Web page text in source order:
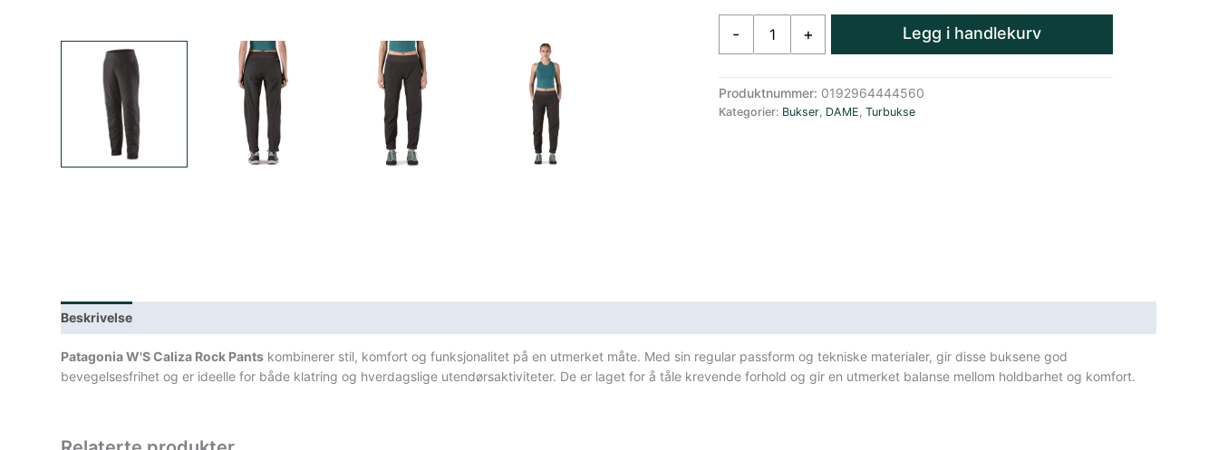
-
Turbukse
Dame
+ Legg i handlekurv
Produktnummer: 0192964444560
Kategorier: Bukser, DAME, Turbukse
Beskrivelse
Patagonia W'S Caliza Rock Pants kombinerer stil, komfort og funksjonalitet på en utmerket måte. Med sin regular passform og tekniske materialer, gir disse buksene god
bevegelsesfrihet og er ideelle for både klatring og hverdagslige utendørsaktiviteter. De er laget for å tåle krevende forhold og gir en utmerket balanse mellom holdbarhet og komfort.